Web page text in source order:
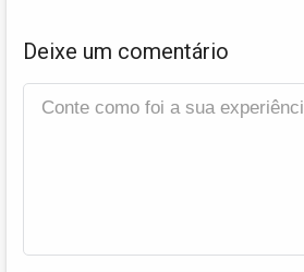
Deixe um comentário